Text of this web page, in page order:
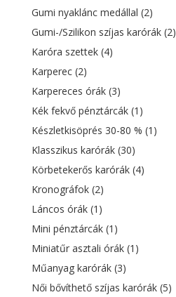
Gumi nyaklánc medállal (2)
Gumi-/Szilikon szíjas karórák (2)
Karóra szettek (4)
Karperec (2)
Karpereces órák (3)
Kék fekvő pénztárcák (1)
Készletkisöprés 30-80 % (1)
Klasszikus karórák (30)
Körbetekerős karórák (4)
Kronográfok (2)
Láncos órák (1)
Mini pénztárcák (1)
Miniatűr asztali órák (1)
Műanyag karórák (3)
Női bővíthető szíjas karórák (5)